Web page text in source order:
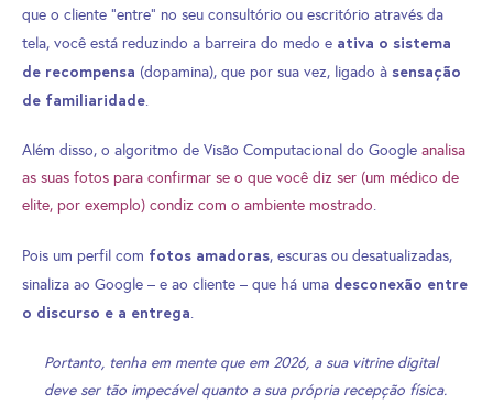
que o cliente “entre” no seu consultório ou escritório através da
tela, você está reduzindo a barreira do medo e ativa o sistema
de recompensa (dopamina), que por sua vez, ligado à sensação
de familiaridade.
Além disso, o algoritmo de Visão Computacional do Google analisa
as suas fotos para confirmar se o que você diz ser (um médico de
elite, por exemplo) condiz com o ambiente mostrado.
Pois um perfil com fotos amadoras, escuras ou desatualizadas,
sinaliza ao Google – e ao cliente – que há uma desconexão entre
o discurso e a entrega.
Portanto, tenha em mente que em 2026, a sua vitrine digital
deve ser tão impecável quanto a sua própria recepção física.